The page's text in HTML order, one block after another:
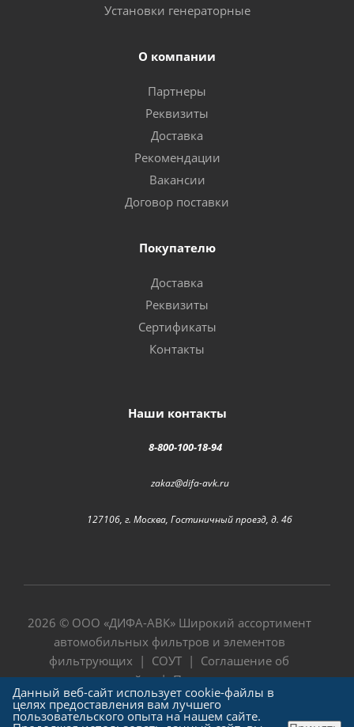
Установки генераторные
О компании
Партнеры
Реквизиты
Доставка
Рекомендации
Вакансии
Договор поставки
Покупателю
Доставка
Реквизиты
Сертификаты
Контакты
Наши контакты
8-800-100-18-94
zakaz@difa-avk.ru
127106, г. Москва, Гостиничный проезд, д. 4б
2026 © ООО «ДИФА-АВК» Широкий ассортимент
автомобильных фильтров и элементов
фильтрующих | СОУТ | Соглашение об
использовании сайта|Политика в отношении
обработки персональных данных
Данный веб-сайт использует cookie-файлы в
целях предоставления вам лучшего
пользовательского опыта на нашем сайте.